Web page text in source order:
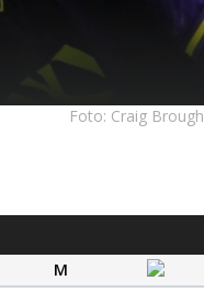
Foto: Craig
M